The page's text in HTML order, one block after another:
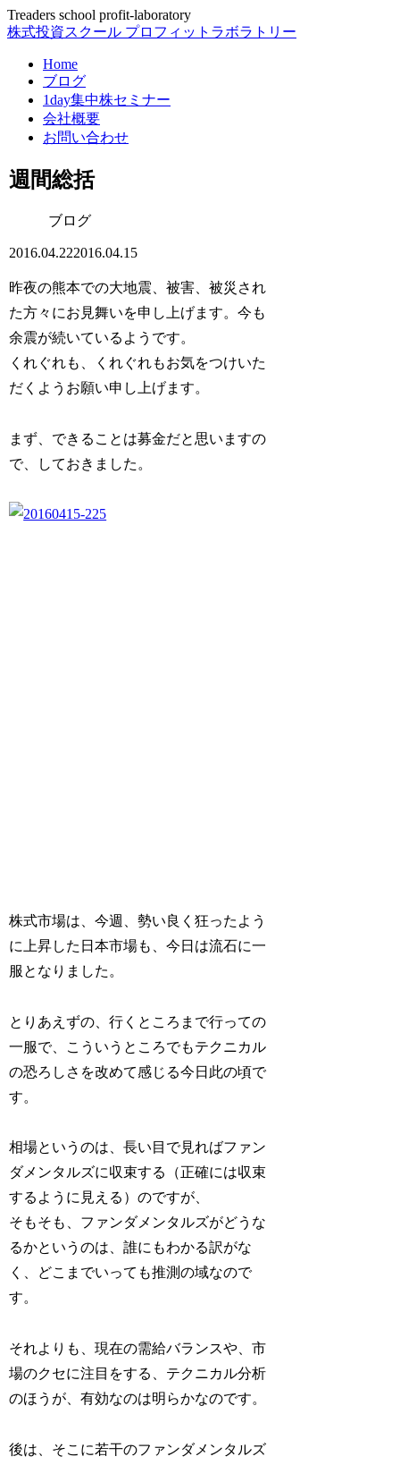
Treaders school profit-laboratory
株式投資スクール プロフィットラボラトリー
Home
ブログ
1day集中株セミナー
会社概要
お問い合わせ
週間総括
ブログ
2016.04.222016.04.15
昨夜の熊本での大地震、被害、被災され
た方々にお見舞いを申し上げます。今も
余震が続いているようです。
くれぐれも、くれぐれもお気をつけいた
だくようお願い申し上げます。
まず、できることは募金だと思いますの
で、しておきました。
株式市場は、今週、勢い良く狂ったよう
に上昇した日本市場も、今日は流石に一
服となりました。
とりあえずの、行くところまで行っての
一服で、こういうところでもテクニカル
の恐ろしさを改めて感じる今日此の頃で
す。
相場というのは、長い目で見ればファン
ダメンタルズに収束する（正確には収束
するように見える）のですが、
そもそも、ファンダメンタルズがどうな
るかというのは、誰にもわかる訳がな
く、どこまでいっても推測の域なので
す。
それよりも、現在の需給バランスや、市
場のクセに注目をする、テクニカル分析
のほうが、有効なのは明らかなのです。
後は、そこに若干のファンダメンタルズ